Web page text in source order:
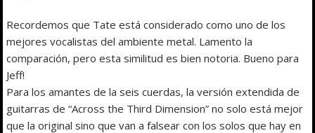
Recordemos que Tate está considerado como uno de los
mejores vocalistas del ambiente metal. Lamento la
comparación, pero esta similitud es bien notoria. Bueno para
Jeff!
Para los amantes de la seis cuerdas, la versión extendida de
guitarras de “Across the Third Dimension” no solo está mejor
que la original sino que van a falsear con los solos que hay en